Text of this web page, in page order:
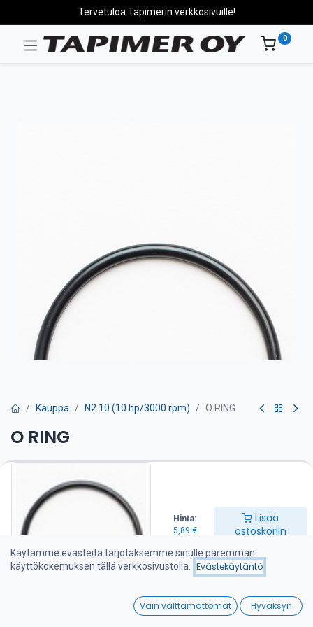
Hinta:
5,89 €
Lisää
ostoskoriin
Wishlist
Tervetuloa Tapimerin verkkosivuille!
0
Kauppa N2.10 (10 hp/3000 rpm) O RING
O RING
Lämmönvaihdin on puhdistettava huolto-ohjeen mukaan.
Tarvitset näitä o-renkaita 4 kpl.
5,89€
Lisää ostoskoriin
Käytämme evästeitä tarjotaksemme sinulle paremman
käyttökokemuksen tällä verkkosivustolla.
Evästekäytäntö
Vain välttämättömät Hyväksyn